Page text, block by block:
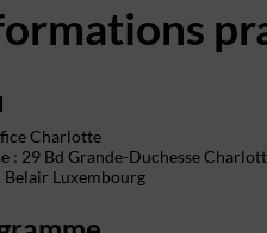
Charlotte
: 29 Bd Grande-Duchesse
Belair Luxembourg